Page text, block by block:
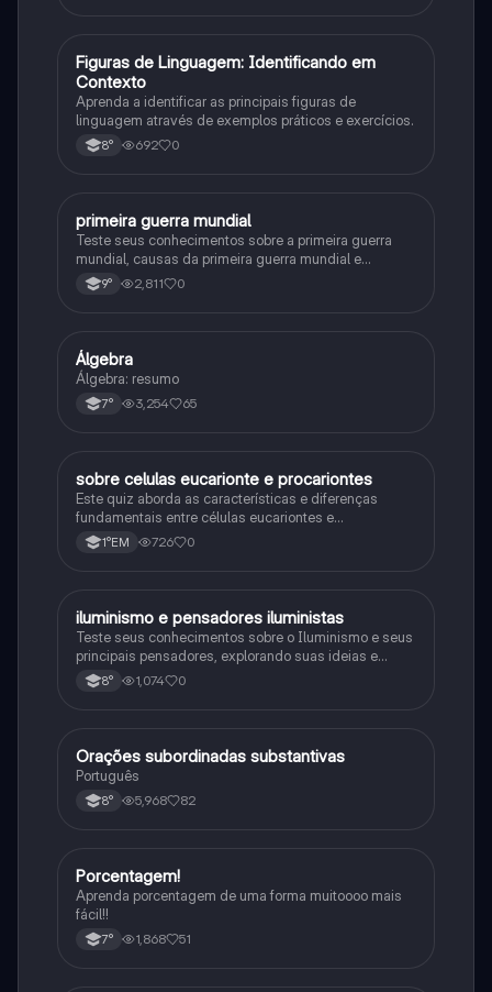
FPortuguês
Figuras de Linguagem: Identificando em
Contexto
Aprenda a identificar as principais figuras de
linguagem através de exemplos práticos e exercícios.
8° 692 0
História
primeira guerra mundial
Teste seus conhecimentos sobre a primeira guerra
mundial, causas da primeira guerra mundial e
consequências da Primeira Guerra Mundial, fases da
primeira guerra mundial
9° 2,811 0
Matematica
Álgebra
Álgebra: resumo
7° 3,254 65
Biologia
sobre celulas eucarionte e procariontes
Este quiz aborda as características e diferenças
fundamentais entre células eucariontes e
procariontes.
1°EM 726 0
História
iluminismo e pensadores iluministas
Teste seus conhecimentos sobre o Iluminismo e seus
principais pensadores, explorando suas ideias e
impacto histórico.
8° 1,074 0
Português
Orações subordinadas substantivas
Português
8° 5,968 82
Matematica
Porcentagem!
Aprenda porcentagem de uma forma muitoooo mais
fácil!!
7° 1,868 51